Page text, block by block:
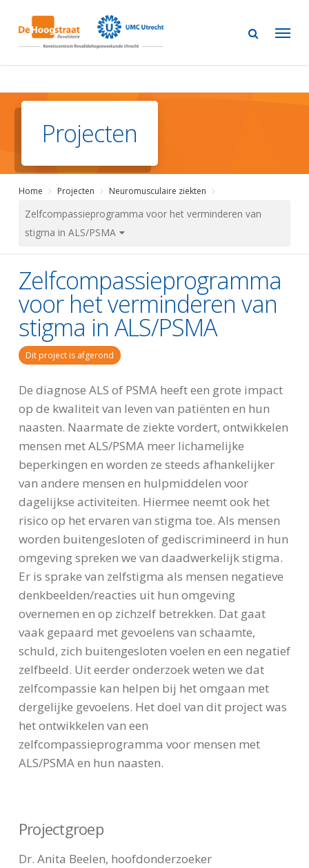
main
Projecten
Home Projecten Neuromusculaire ziekten
Zelfcompassieprogramma voor het verminderen van
stigma in ALS/PSMA
Zelfcompassieprogramma
voor het verminderen van
stigma in ALS/PSMA
Dit project is afgerond
De diagnose ALS of PSMA heeft een grote impact
op de kwaliteit van leven van patiënten en hun
naasten. Naarmate de ziekte vordert, ontwikkelen
mensen met ALS/PSMA meer lichamelijke
beperkingen en worden ze steeds afhankelijker
van andere mensen en hulpmiddelen voor
dagelijkse activiteiten. Hiermee neemt ook het
risico op het ervaren van stigma toe. Als mensen
worden buitengesloten of gediscrimineerd in hun
omgeving spreken we van daadwerkelijk stigma.
Er is sprake van zelfstigma als mensen negatieve
denkbeelden/reacties uit hun omgeving
overnemen en op zichzelf betrekken. Dat gaat
vaak gepaard met gevoelens van schaamte,
schuld, zich buitengesloten voelen en een negatief
zelfbeeld. Uit eerder onderzoek weten we dat
zelfcompassie kan helpen bij het omgaan met
dergelijke gevoelens. Het doel van dit project was
het ontwikkelen van een
zelfcompassieprogramma voor mensen met
ALS/PSMA en hun naasten.
Projectgroep
Dr. Anita Beelen, hoofdonderzoeker